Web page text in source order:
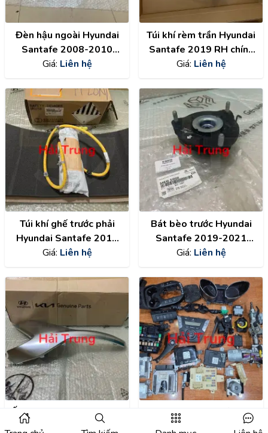
Đèn hậu ngoài Hyundai
Santafe 2008-2010
chính hãng 924012B000
Giá: Liên hệ
Túi khí rèm trần Hyundai
Santafe 2019 RH chính
hãng 80420S1000
Giá: Liên hệ
Túi khí ghế trước phải
Hyundai Santafe 2019
chính hãng 80620S1000
Giá: Liên hệ
Bát bèo trước Hyundai
Santafe 2019-2021
chính hãng 54610S1000
Giá: Liên hệ
Ốp mạ cản trước Hyundai
Santafe 2019 chính hãng
Bộ điện, Bộ nổ đầy đủ
Hyundai Santafe 2017